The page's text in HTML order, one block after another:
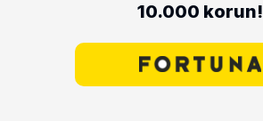
10.000 korun!